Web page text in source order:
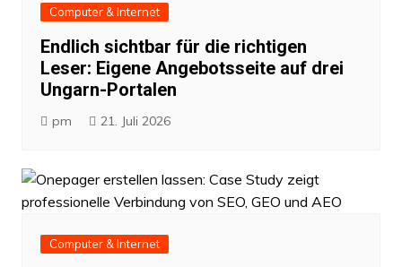
Computer & Internet
Endlich sichtbar für die richtigen
Leser: Eigene Angebotsseite auf drei
Ungarn-Portalen
pm 21. Juli 2026
Computer & Internet